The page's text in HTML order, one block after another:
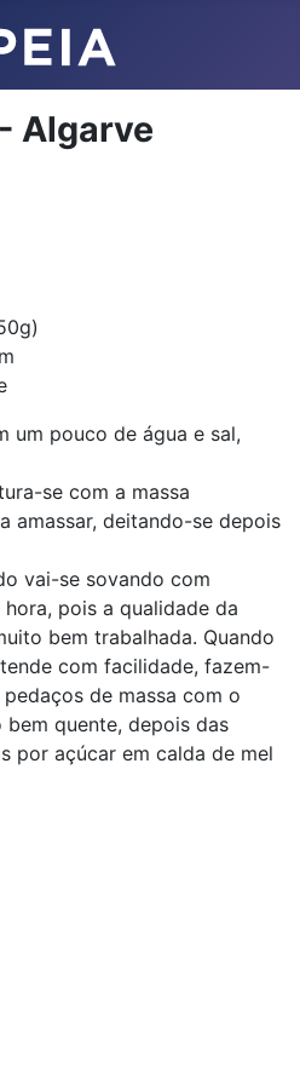
Algarve
um pouco de água e sal,
se com a massa
amassar, deitando-se depois
vai-se sovando com
pois a qualidade da
bem trabalhada. Quando
com facilidade, fazem-
de massa com o
quente, depois das
por açúcar em calda de mel